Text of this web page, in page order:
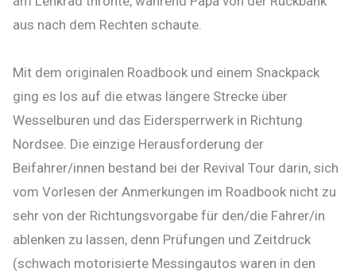
aus nach dem Rechten schaute.
Mit dem originalen Roadbook und einem Snackpack
ging es los auf die etwas längere Strecke über
Wesselburen und das Eidersperrwerk in Richtung
Nordsee. Die einzige Herausforderung der
Beifahrer/innen bestand bei der Revival Tour darin, sich
vom Vorlesen der Anmerkungen im Roadbook nicht zu
sehr von der Richtungsvorgabe für den/die Fahrer/in
ablenken zu lassen, denn Prüfungen und Zeitdruck
(schwach motorisierte Messingautos waren in den